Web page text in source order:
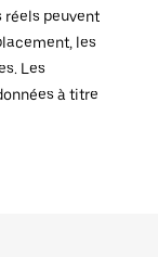
réels peuvent
les
Les
à titre